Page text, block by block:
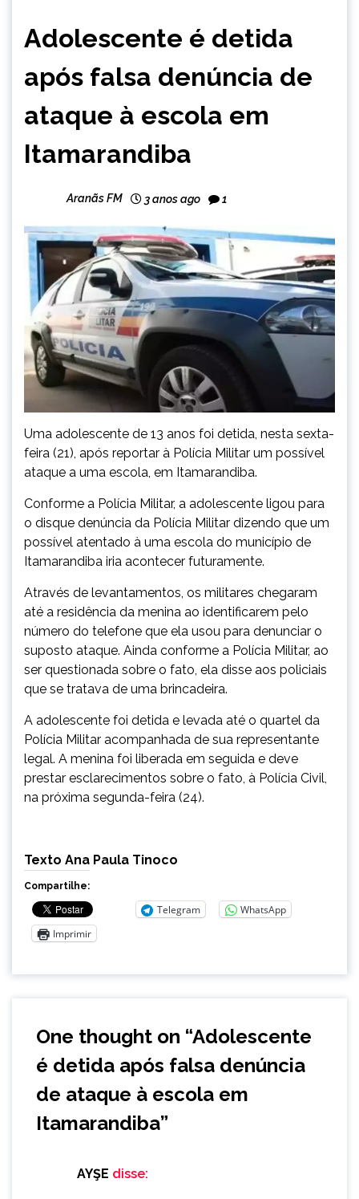
MINAS
NOTÍCIAS
Adolescente é detida
após falsa denúncia de
ataque à escola em
Itamarandiba
Aranãs FM 3 anos ago 1
Uma adolescente de 13 anos foi detida, nesta sexta-
feira (21), após reportar à Polícia Militar um possível
ataque a uma escola, em Itamarandiba.
Conforme a Polícia Militar, a adolescente ligou para
o disque denúncia da Polícia Militar dizendo que um
possível atentado à uma escola do município de
Itamarandiba iria acontecer futuramente.
Através de levantamentos, os militares chegaram
até a residência da menina ao identificarem pelo
número do telefone que ela usou para denunciar o
suposto ataque. Ainda conforme a Polícia Militar, ao
ser questionada sobre o fato, ela disse aos policiais
que se tratava de uma brincadeira.
A adolescente foi detida e levada até o quartel da
Polícia Militar acompanhada de sua representante
legal. A menina foi liberada em seguida e deve
prestar esclarecimentos sobre o fato, à Polícia Civil,
na próxima segunda-feira (24).
Texto Ana Paula Tinoco
Compartilhe:
Telegram
WhatsApp
Imprimir
One thought on “Adolescente
é detida após falsa denúncia
de ataque à escola em
Itamarandiba”
AYŞE disse: